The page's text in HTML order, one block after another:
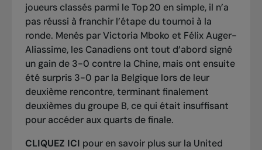
joueurs classés parmi le Top 20 en simple, il n’a
pas réussi à franchir l’étape du tournoi à la
ronde. Menés par Victoria Mboko et Félix Auger-
Aliassime, les Canadiens ont tout d’abord signé
un gain de 3-0 contre la Chine, mais ont ensuite
été surpris 3-0 par la Belgique lors de leur
deuxième rencontre, terminant finalement
deuxièmes du groupe B, ce qui était insuffisant
pour accéder aux quarts de finale.
CLIQUEZ ICI pour en savoir plus sur la United